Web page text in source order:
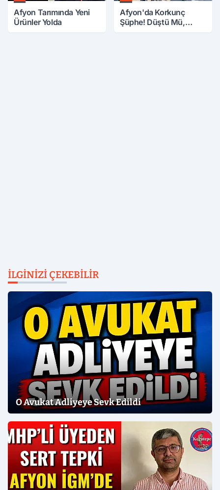
Afyon Tarımında Yeni
Ürünler Yolda
Afyon'da Korkunç
Şüphe! Düştü Mü,
İLGINIZI ÇEKEBILIR
O Avukat Adliyeye Sevk Edildi